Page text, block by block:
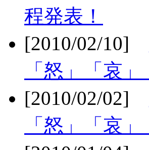
程発表！
[2010/02/10]
「怒」「哀
[2010/02/02]
「怒」「哀